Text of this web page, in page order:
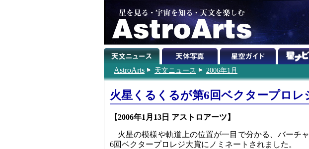
AstroArts 天文ニュース 2006年1月
火星くるくるが第6回ベクタープロレ
【2006年1月13日 アストロアーツ】
火星の模様や軌道上の位置が一目で分かる、バーチ
6回ベクタープロレジ大賞にノミネートされました。